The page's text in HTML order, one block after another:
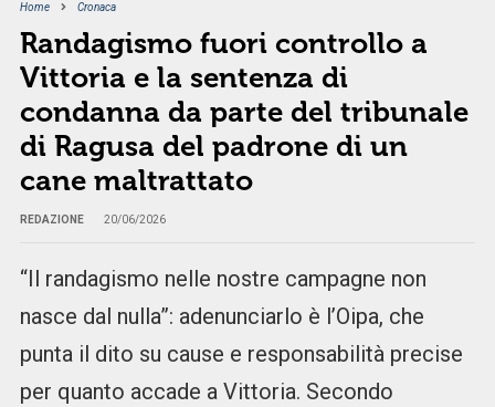
Home Cronaca
Randagismo fuori controllo a
Vittoria e la sentenza di
condanna da parte del tribunale
di Ragusa del padrone di un
cane maltrattato
REDAZIONE 20/06/2026
“Il randagismo nelle nostre campagne non
nasce dal nulla”: adenunciarlo è l’Oipa, che
punta il dito su cause e responsabilità precise
per quanto accade a Vittoria. Secondo